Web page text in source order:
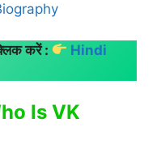
करें :
Hindi
Is VK